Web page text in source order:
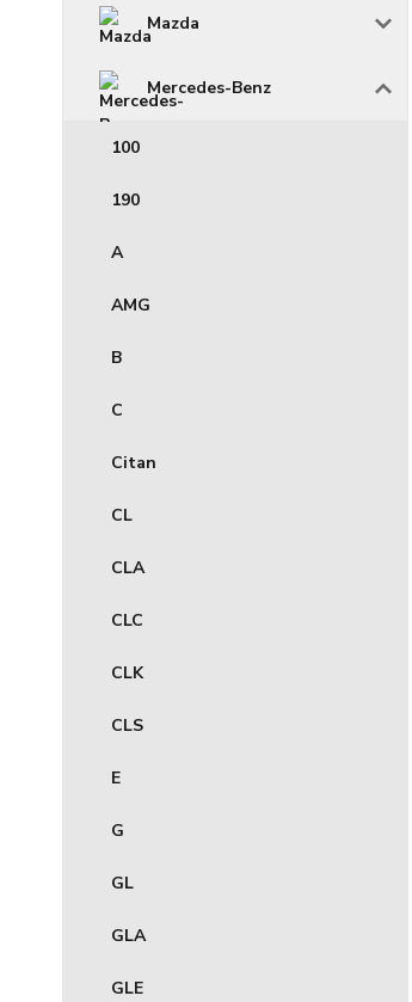
Mazda
Mercedes-Benz
100
190
A
AMG
B
C
Citan
CL
CLA
CLC
CLK
CLS
E
G
GL
GLA
GLE